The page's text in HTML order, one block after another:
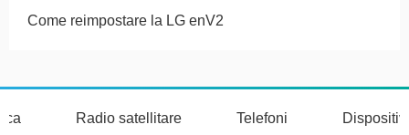
Come reimpostare la LG enV2
Radio satellitare Telefoni